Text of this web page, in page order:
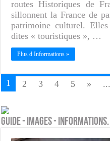
routes Historiques de
sillonnent la France de
patrimoine culturel.
dites « touristiques », …
Plus d Informations »
1 2 3 4 5 » ...
Guide - Images -